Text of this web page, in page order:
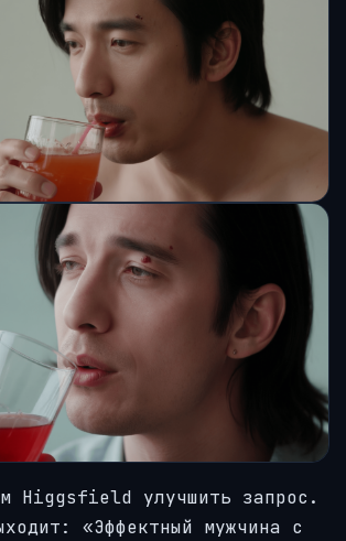
Higgsfield улучшить запрос.
«Эффектный мужчина с